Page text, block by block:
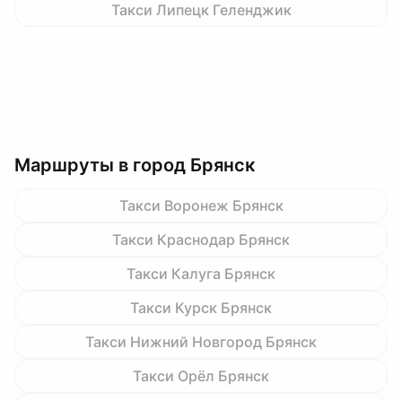
Такси Липецк Геленджик
Маршруты в город Брянск
Такси Воронеж Брянск
Такси Краснодар Брянск
Такси Калуга Брянск
Такси Курск Брянск
Такси Нижний Новгород Брянск
Такси Орёл Брянск